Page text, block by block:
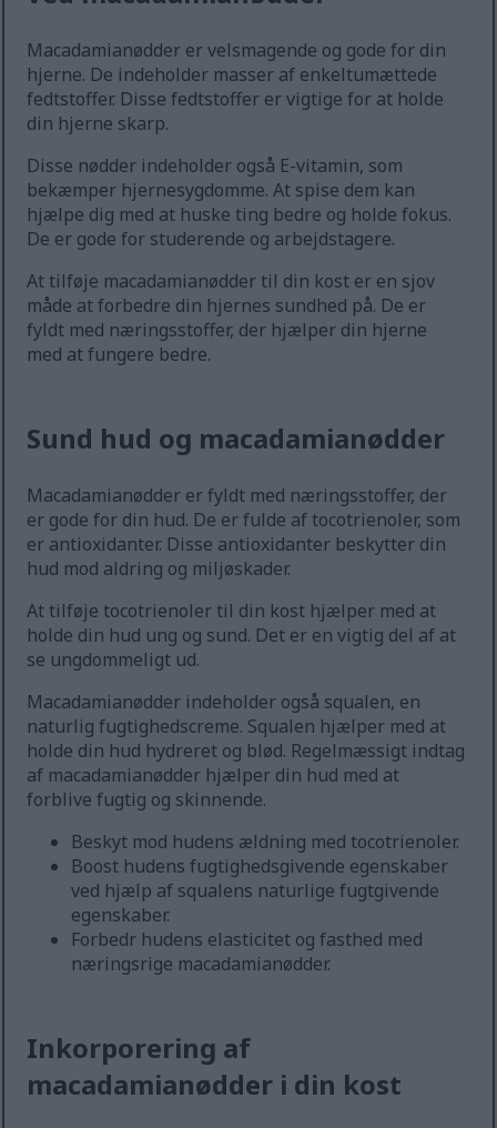
Macadamianødder er velsmagende og gode for din
hjerne. De indeholder masser af enkeltumættede
fedtstoffer. Disse fedtstoffer er vigtige for at holde
din hjerne skarp.
Disse nødder indeholder også E-vitamin, som
bekæmper hjernesygdomme. At spise dem kan
hjælpe dig med at huske ting bedre og holde fokus.
De er gode for studerende og arbejdstagere.
At tilføje macadamianødder til din kost er en sjov
måde at forbedre din hjernes sundhed på. De er
fyldt med næringsstoffer, der hjælper din hjerne
med at fungere bedre.
Sund hud og macadamianødder
Macadamianødder er fyldt med næringsstoffer, der
er gode for din hud. De er fulde af tocotrienoler, som
er antioxidanter. Disse antioxidanter beskytter din
hud mod aldring og miljøskader.
At tilføje tocotrienoler til din kost hjælper med at
holde din hud ung og sund. Det er en vigtig del af at
se ungdommeligt ud.
Macadamianødder indeholder også squalen, en
naturlig fugtighedscreme. Squalen hjælper med at
holde din hud hydreret og blød. Regelmæssigt indtag
af macadamianødder hjælper din hud med at
forblive fugtig og skinnende.
Beskyt mod hudens ældning med tocotrienoler.
Boost hudens fugtighedsgivende egenskaber
ved hjælp af squalens naturlige fugtgivende
egenskaber.
Forbedr hudens elasticitet og fasthed med
næringsrige macadamianødder.
Inkorporering af
macadamianødder i din kost